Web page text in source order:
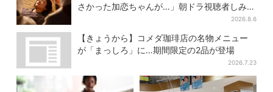
さかった加恋ちゃんが…」朝ドラ視聴者しみじ
2026.8.6
【きょうから】コメダ珈琲店の名物メニュー
が「まっしろ」に…期間限定の2品が登場
2026.7.23